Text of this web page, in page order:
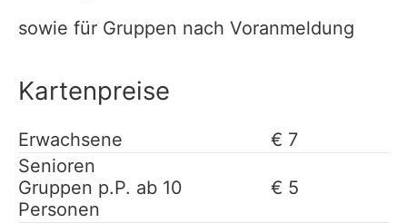
sowie für Gruppen nach Voranmeldung
Kartenpreise
Erwachsene
€ 7
Senioren
Gruppen p.P. ab 10
Personen
€ 5